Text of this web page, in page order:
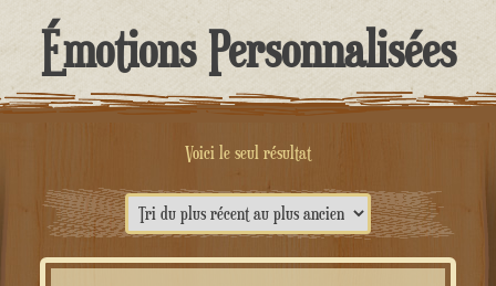
Émotions Personnalisées
Voici le seul résultat